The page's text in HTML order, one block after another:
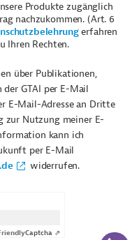
Produkte zugänglich
nachzukommen. (Art. 6
erfahren
Ihren Rechten.
über Publikationen,
GTAI per E-Mail
E-Mail-Adresse an Dritte
Nutzung meiner E-
kann ich
per E-Mail
widerrufen.
Captcha ⇗ KI-